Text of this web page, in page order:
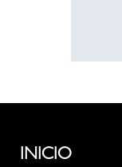
INICIO